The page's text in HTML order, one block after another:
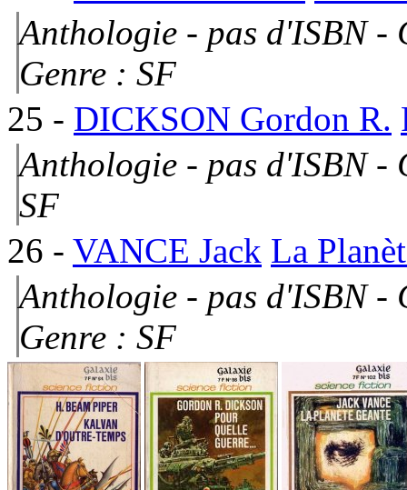
Anthologie - pas d'ISBN -
Genre : SF
25 - DICKSON Gordon R.
Anthologie - pas d'ISBN -
SF
26 - VANCE Jack La
Anthologie - pas d'ISBN -
Genre : SF